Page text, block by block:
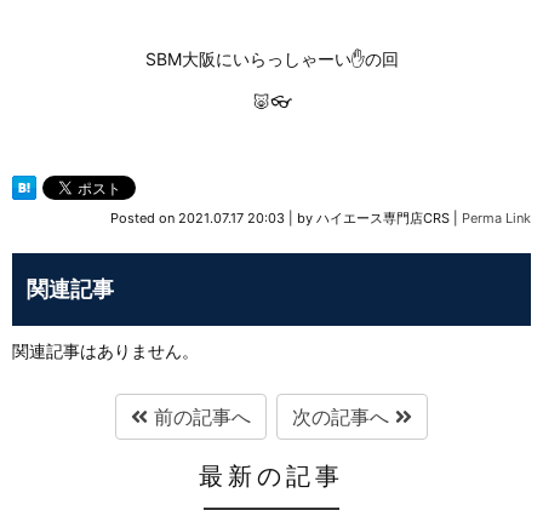
SBM大阪にいらっしゃーい✋の回
🐷👓
Posted on 2021.07.17 20:03 by ハイエース専門店CRS Perma Link
関連記事
関連記事はありません。
前の記事へ 次の記事へ
最新の記事